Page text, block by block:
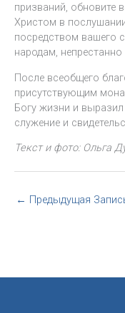
призваний, обновите
Христом в
посредством вашего
народам,
После всеобщего
присутствующим
Богу жизни и
служение и
Текст и фото: Ольга
← Предыдущая